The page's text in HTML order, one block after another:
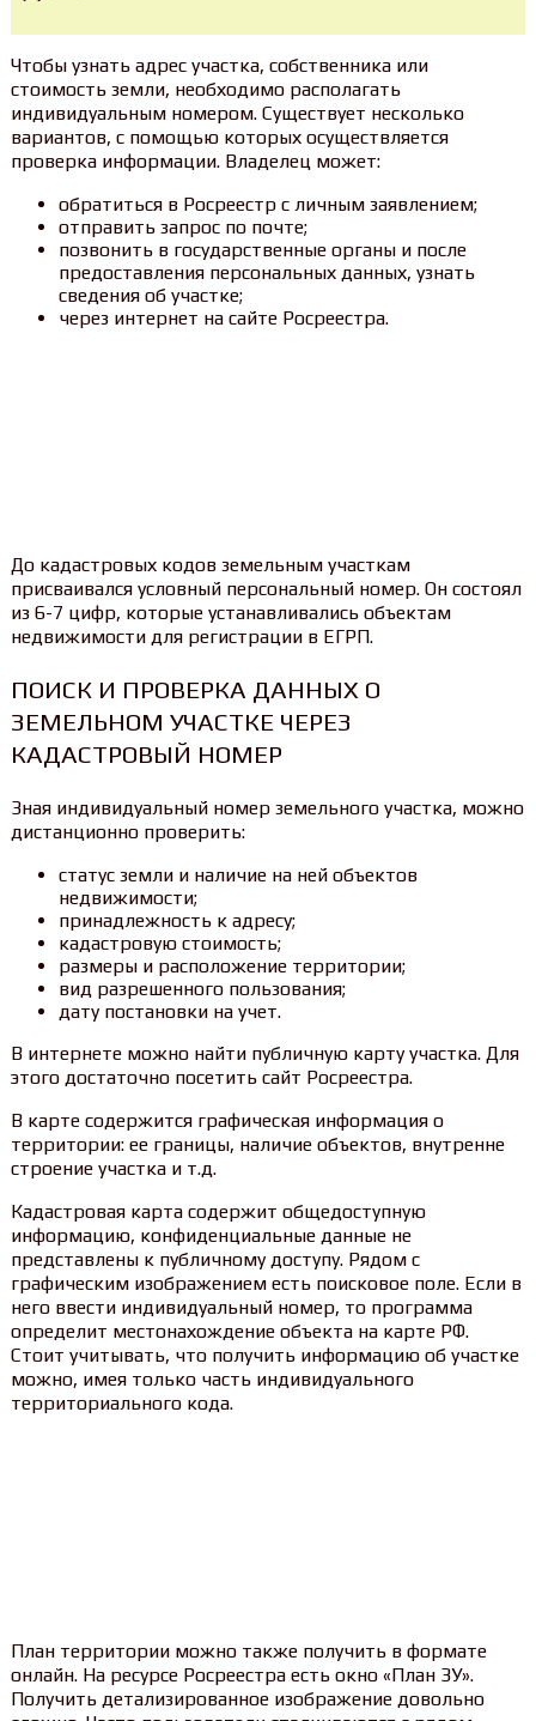
Чтобы узнать адрес участка, собственника или
стоимость земли, необходимо располагать
индивидуальным номером. Существует несколько
вариантов, с помощью которых осуществляется
проверка информации. Владелец может:
обратиться в Росреестр с личным заявлением;
отправить запрос по почте;
позвонить в государственные органы и после
предоставления персональных данных, узнать
сведения об участке;
через интернет на сайте Росреестра.
До кадастровых кодов земельным участкам
присваивался условный персональный номер. Он состоял
из 6-7 цифр, которые устанавливались объектам
недвижимости для регистрации в ЕГРП.
ПОИСК И ПРОВЕРКА ДАННЫХ О
ЗЕМЕЛЬНОМ УЧАСТКЕ ЧЕРЕЗ
КАДАСТРОВЫЙ НОМЕР
Зная индивидуальный номер земельного участка, можно
дистанционно проверить:
статус земли и наличие на ней объектов
недвижимости;
принадлежность к адресу;
кадастровую стоимость;
размеры и расположение территории;
вид разрешенного пользования;
дату постановки на учет.
В интернете можно найти публичную карту участка. Для
этого достаточно посетить сайт Росреестра.
В карте содержится графическая информация о
территории: ее границы, наличие объектов, внутренне
строение участка и т.д.
Кадастровая карта содержит общедоступную
информацию, конфиденциальные данные не
представлены к публичному доступу. Рядом с
графическим изображением есть поисковое поле. Если в
него ввести индивидуальный номер, то программа
определит местонахождение объекта на карте РФ.
Стоит учитывать, что получить информацию об участке
можно, имея только часть индивидуального
территориального кода.
План территории можно также получить в формате
онлайн. На ресурсе Росреестра есть окно «План ЗУ».
Получить детализированное изображение довольно